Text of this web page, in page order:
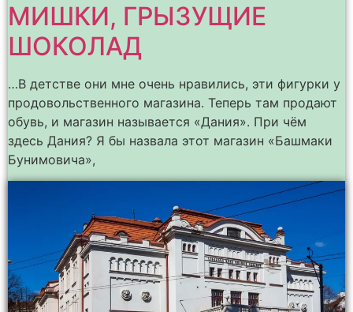
МИШКИ, ГРЫЗУЩИЕ
ШОКОЛАД
…В детстве они мне очень нравились, эти фигурки у
продовольственного магазина. Теперь там продают
обувь, и магазин называется «Дания». При чём
здесь Дания? Я бы назвала этот магазин «Башмаки
Бунимовича»,